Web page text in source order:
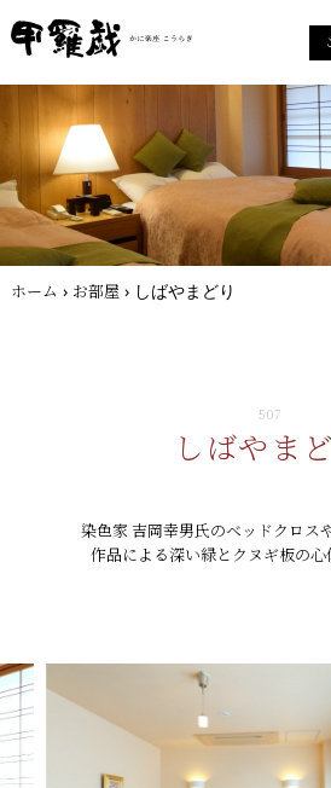
ホーム › お部屋 ›しばやまどり
507
しばやま
染色家 吉岡幸男氏のベッドクロス
作品による深い緑とクヌギ板の心